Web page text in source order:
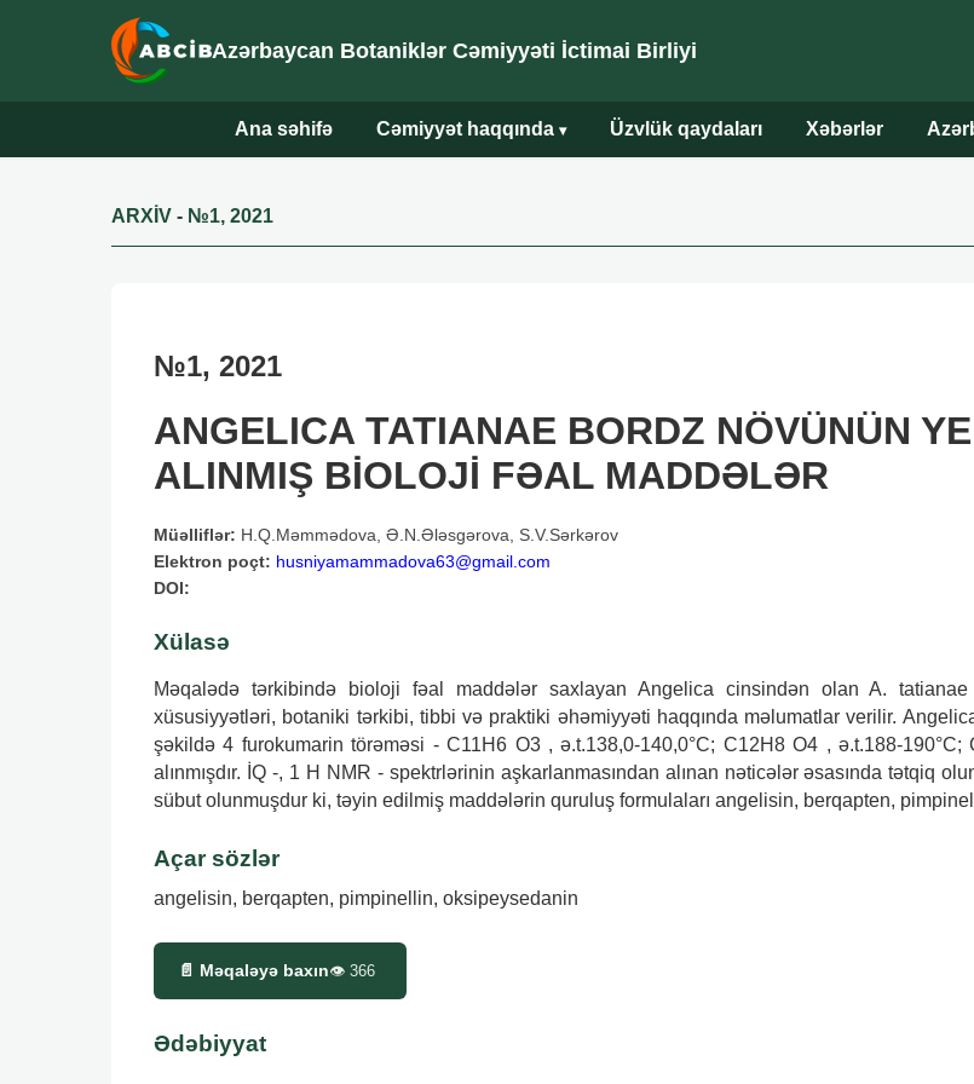
Azərbaycan Botaniklər Cəmiyyəti İctimai Birliyi
Ana səhifə Cəmiyyət haqqında ▾ Üzvlük qaydaları Xəbərlər
ARXİV - №1, 2021
№1, 2021
ANGELICA TATIANAE BORDZ NÖVÜNÜN
ALINMIŞ BİOLOJİ FƏAL MADDƏLƏR
Müəlliflər: H.Q.Məmmədova, Ə.N.Ələsgərova, S.V.Sərkərov
Elektron poçt: husniyamammadova63@gmail.com
DOI:
Xülasə
Məqalədə tərkibində bioloji fəal maddələr saxlayan Angelica cinsindən olan A.
xüsusiyyətləri, botaniki tərkibi, tibbi və praktiki əhəmiyyəti haqqında məlumatlar verilir.
şəkildə 4 furokumarin törəməsi - C11H6 O3 , ə.t.138,0-140,0°С; C12H8 O4 , ə.t.188-
alınmışdır. İQ -, 1 H NMR - spektrlərinin aşkarlanmasından alınan nəticələr əsasında tətqiq
sübut olunmuşdur ki, təyin edilmiş maddələrin quruluş formulaları angelisin, berqapten,
Açar sözlər
angelisin, berqapten, pimpinellin, oksipeysedanin
📄 Məqaləyə baxın👁 366
Ədəbiyyat